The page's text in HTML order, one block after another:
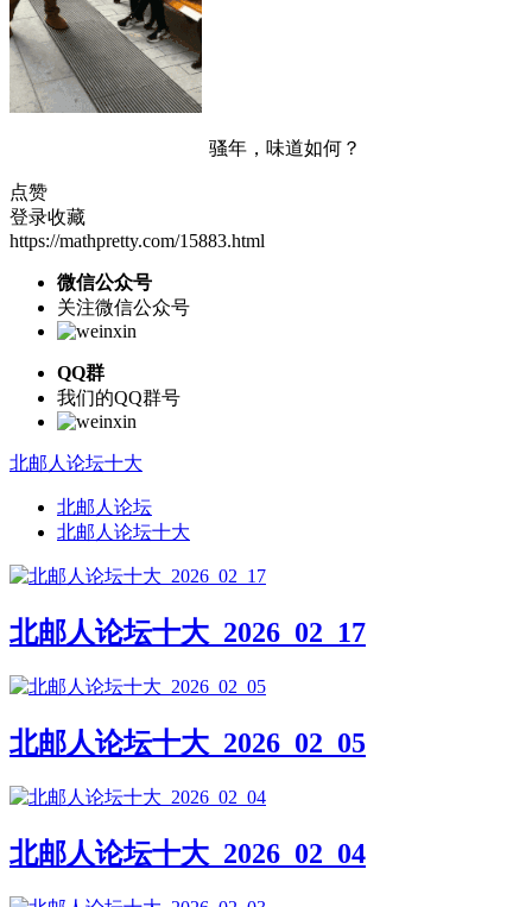
骚年，味道如何？
点赞
登录收藏
https://mathpretty.com/15883.html
微信公众号
关注微信公众号
QQ群
我们的QQ群号
北邮人论坛十大
北邮人论坛
北邮人论坛十大
北邮人论坛十大_2026_02_17
北邮人论坛十大_2026_02_05
北邮人论坛十大_2026_02_04